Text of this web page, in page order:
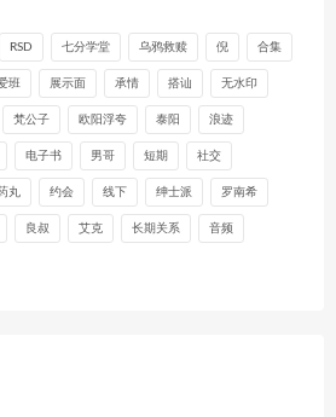
RSD 七分学堂 乌鸦救赎 倪 合集
班 展示面 承情 搭讪 无水印
梵公子 欧阳浮夸 泰阳 浪迹
电子书 男哥 短期 社交
丸 约会 线下 绅士派 罗南希
良叔 艾克 长期关系 音频